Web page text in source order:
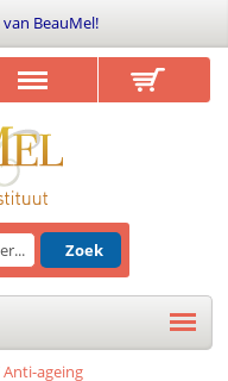
BeauMel!
Zoek
Anti-ageing